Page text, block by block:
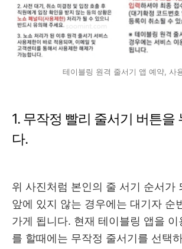
테이블링 원격 줄서기 앱 예약, 사
1. 무작정 빨리 줄서기 버튼을
다.
위 사진처럼 본인의 줄 서기 순서가
앞에 있지 않는 경우에는 대기자 순
가게 됩니다. 현재 테이블링 앱을 이
를 할때에는 무작정 줄서기를 선택